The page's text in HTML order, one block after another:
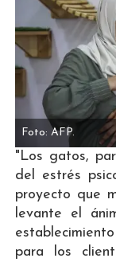
Foto: AFP.
"Los gatos,
del estrés
proyecto que
levante el
para los